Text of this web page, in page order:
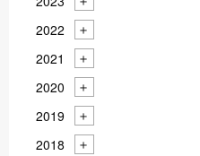
2022
2021
2020
2019
2018